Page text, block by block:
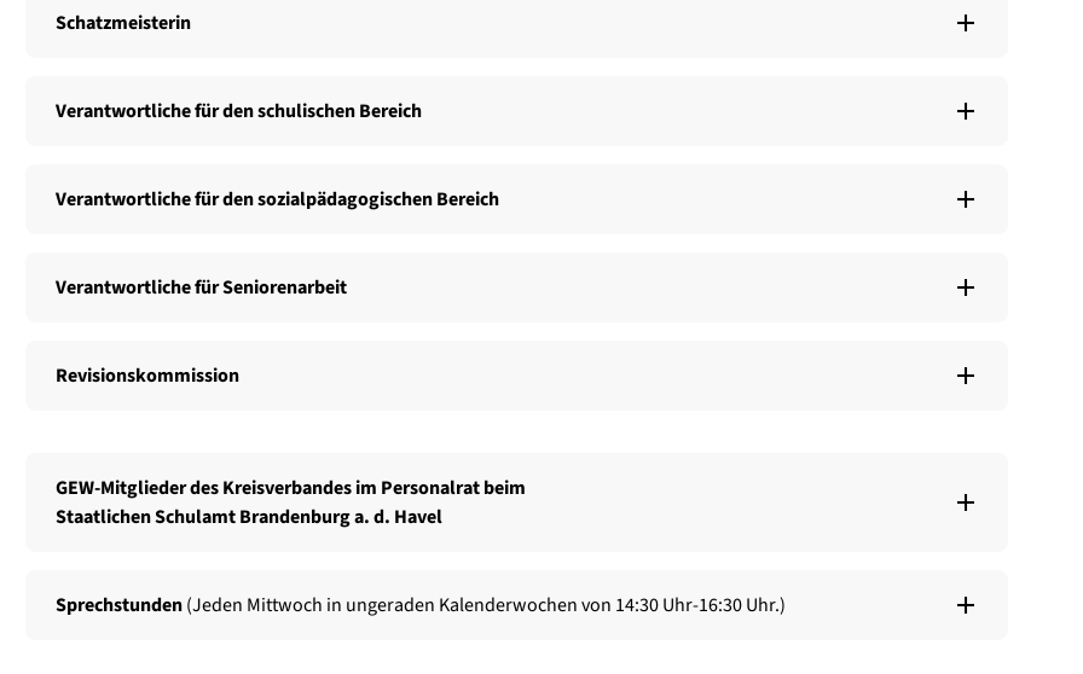
Schatz­meis­te­rin
Ver­ant­wort­li­che für den schu­li­schen Bereich
Ver­ant­wort­li­che für den sozi­al­päd­ago­gi­schen Bereich
Ver­ant­wort­li­che fürSenio­ren­ar­beit
Revi­si­ons­kom­mis­si­on
GEW-Mitglieder des Kreis­ver­ban­des im Per­so­nal­rat beim
Staat­li­chen Schul­amt Bran­den­burg a. d. Havel
Sprech­stun­den(Jeden Mitt­woch in unge­ra­den Kalen­der­wo­chen von 14:30 Uhr-16:30 Uhr.)